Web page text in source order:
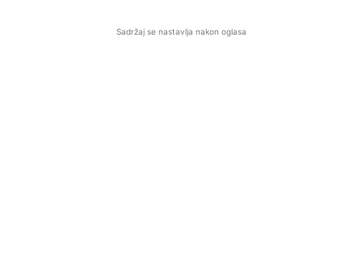
Sadržaj se nastavlja nakon oglasa